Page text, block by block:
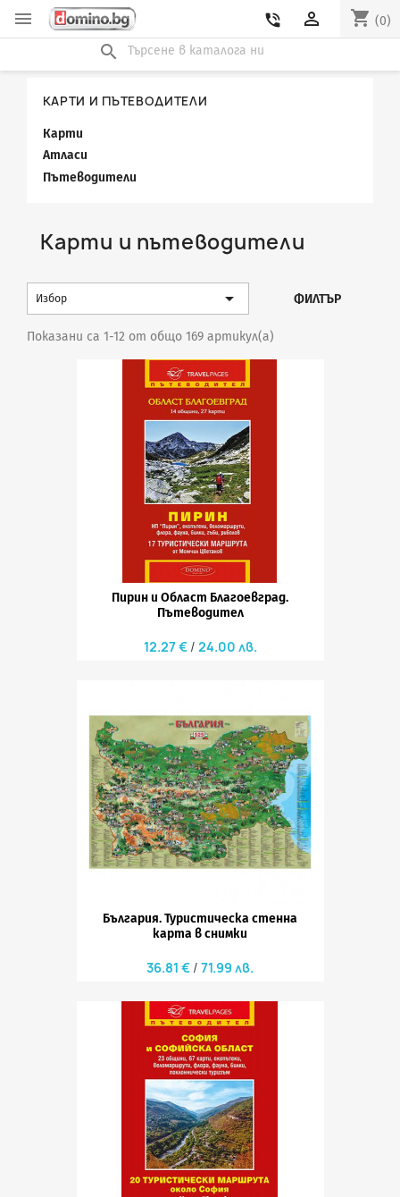
 shopping_cart (0)

phone_in_talk
search
КАРТИ И ПЪТЕВОДИТЕЛИ
Карти
Атласи
Пътеводители
Карти и пътеводители
Избор  ФИЛТЪР
Показани са 1-12 от общо 169 артикул(а)
Пирин и Област Благоевград.
Пътеводител
12.27 € 24.00 лв.
България. Туристическа стенна
карта в снимки
36.81 € 71.99 лв.